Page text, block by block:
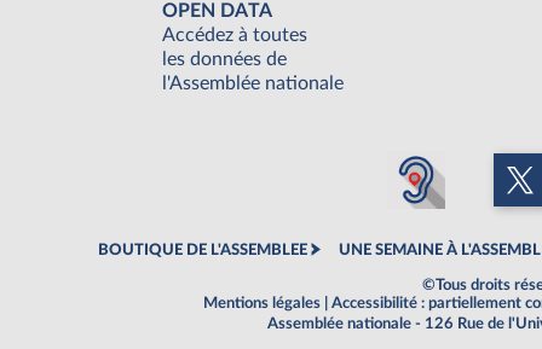
OPEN DATA
Accédez à toutes
les données de
l'Assemblée nationale
BOUTIQUE DE L'ASSEMBLEE UNE SEMAINE À
©Tous droits
Mentions légales
Accessibilité : partiellement
Assemblée nationale - 126 Rue de